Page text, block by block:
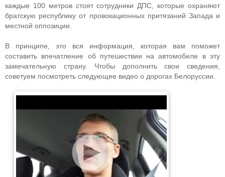
каждые 100 метров стоят сотрудники ДПС, которые охраняют
братскую республику от провокационных притязаний Запада и
местной оппозиции.
В принципе, это вся информация, которая вам поможет
составить впечатление об путешествии на автомобиле в эту
замечательную страну. Чтобы дополнить свои сведения,
советуем посмотреть следующее видео о дорогах Белоруссии.